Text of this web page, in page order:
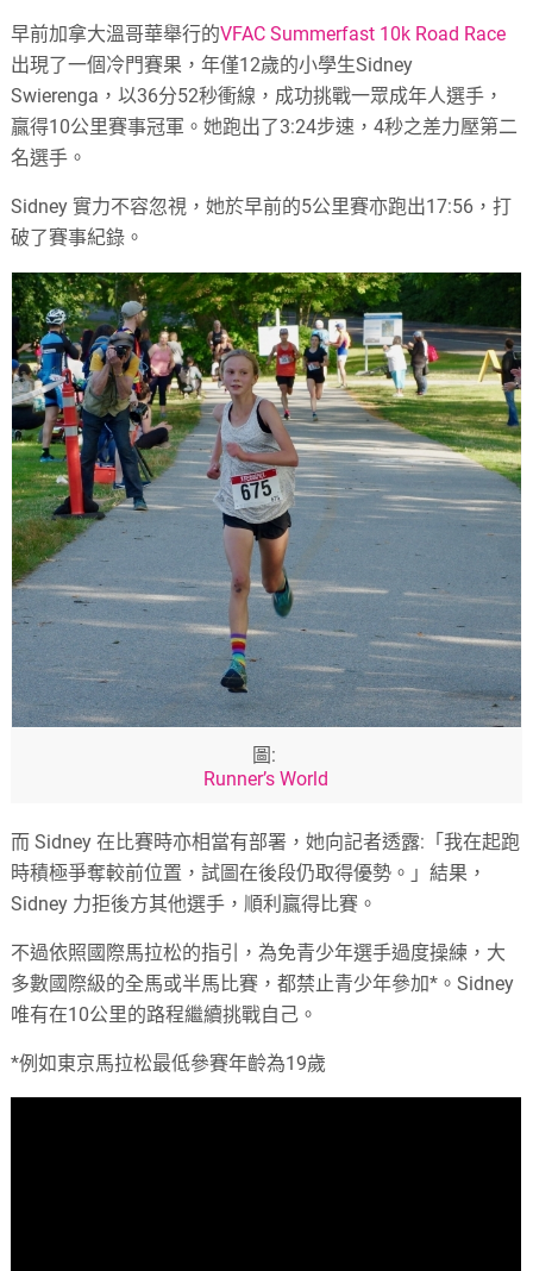
早前加拿大溫哥華舉行的VFAC Summerfast 10k Road Race
出現了一個冷門賽果，年僅12歲的小學生Sidney
Swierenga，以36分52秒衝線，成功挑戰一眾成年人選手，
贏得10公里賽事冠軍。她跑出了3:24步速，4秒之差力壓第二
名選手。
Sidney 實力不容忽視，她於早前的5公里賽亦跑出17:56，打
破了賽事紀錄。
圖:
Runner’s World
而 Sidney 在比賽時亦相當有部署，她向記者透露:「我在起跑
時積極爭奪較前位置，試圖在後段仍取得優勢。」結果，
Sidney 力拒後方其他選手，順利贏得比賽。
不過依照國際馬拉松的指引，為免青少年選手過度操練，大
多數國際級的全馬或半馬比賽，都禁止青少年參加*。Sidney
唯有在10公里的路程繼續挑戰自己。
*例如東京馬拉松最低參賽年齡為19歲